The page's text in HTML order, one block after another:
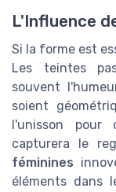
L'Influence
Si la forme est
Les teintes
souvent
soient
l'unisson pour
capturera le
féminines
éléments dans